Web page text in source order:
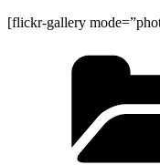
[flickr-gallery